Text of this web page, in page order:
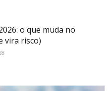
o que muda no
vira risco)